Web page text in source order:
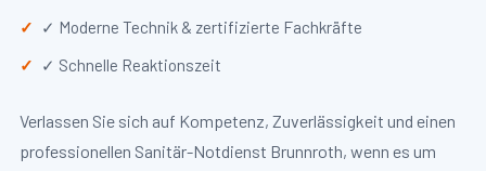
✓ Moderne Technik & zertifizierte Fachkräfte
✓ Schnelle Reaktionszeit
Verlassen Sie sich auf Kompetenz, Zuverlässigkeit und einen
professionellen Sanitär-Notdienst Brunnroth, wenn es um